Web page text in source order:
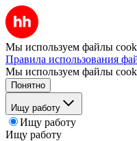
Мы используем файлы
Правила использования
Мы используем файлы
Понятно
Ищу работу
Ищу работу
Ищу работу